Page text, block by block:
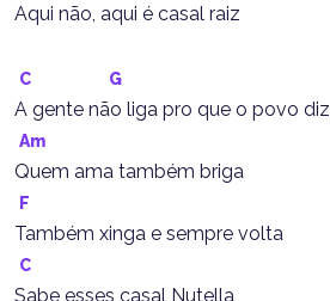
Aqui não, aqui é casal raiz
C G
A gente não liga pro que o povo diz
Am
Quem ama também briga
F
Também xinga e sempre volta
C
Sabe esses casal Nutella